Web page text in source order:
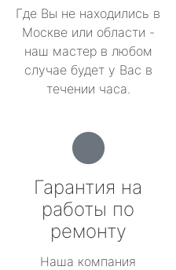
Где Вы не находились в
Москве или области -
наш мастер в любом
случае будет у Вас в
течении часа.
Гарантия на
работы по
ремонту
Наша компания